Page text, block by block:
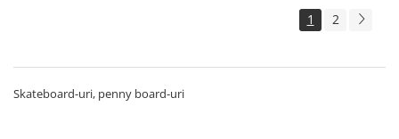
1 2
Skateboard-uri, penny board-uri